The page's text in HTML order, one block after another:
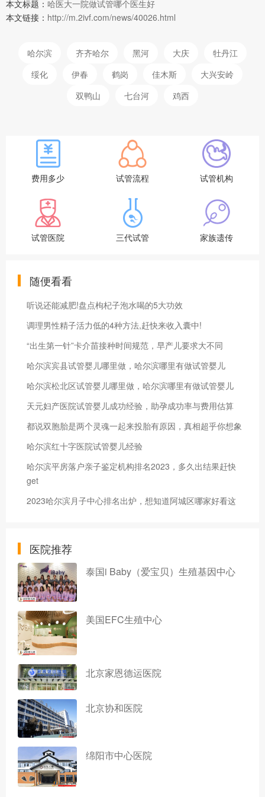
本文标题： 哈医大一院做试管哪个医生好
本文链接： http://m.2ivf.com/news/40026.html
哈尔滨 齐齐哈尔 黑河 大庆
牡丹江
绥化
伊春 鹤岗 佳木斯
大兴安岭
双鸭山
七台河 鸡西
费用多少 试管流程 试管机构
试管医院 三代试管 家族遗传
随便看看
听说还能减肥!盘点枸杞子泡水喝的5大功效
调理男性精子活力低的4种方法,赶快来收入囊中!
“出生第一针”卡介苗接种时间规范，早产儿要求大不同
哈尔滨宾县试管婴儿哪里做，哈尔滨哪里有做试管婴儿
哈尔滨松北区试管婴儿哪里做，哈尔滨哪里有做试管婴儿
天元妇产医院试管婴儿成功经验，助孕成功率与费用估算
都说双胞胎是两个灵魂一起来投胎有原因，真相超乎你想象
哈尔滨红十字医院试管婴儿经验
哈尔滨平房落户亲子鉴定机构排名2023，多久出结果赶快
get
2023哈尔滨月子中心排名出炉，想知道阿城区哪家好看这
医院推荐
泰国i Baby（爱宝贝）生殖基因中心
美国EFC生殖中心
北京家恩德运医院
北京协和医院
绵阳市中心医院